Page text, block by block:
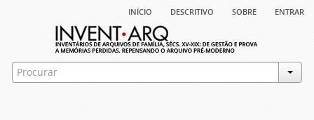
início descritivo sobre entrar